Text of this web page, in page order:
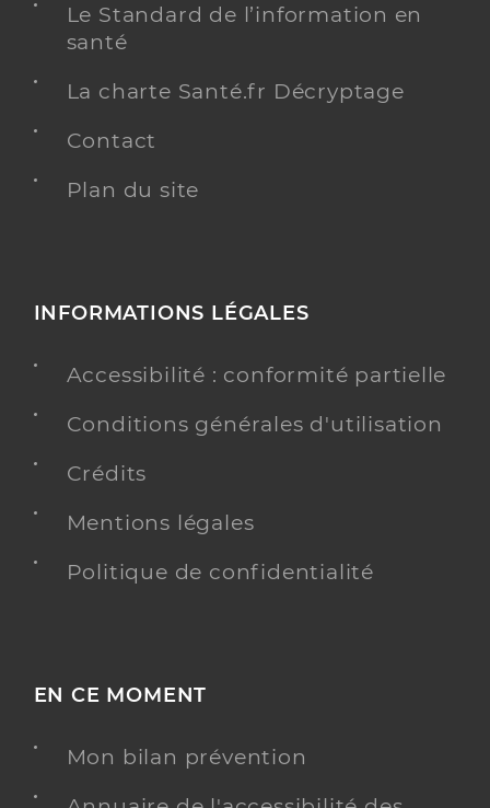
Le Standard de l’information en
santé
La charte Santé.fr Décryptage
Contact
Plan du site
INFORMATIONS LÉGALES
Accessibilité : conformité partielle
Conditions générales d'utilisation
Crédits
Mentions légales
Politique de confidentialité
EN CE MOMENT
Mon bilan prévention